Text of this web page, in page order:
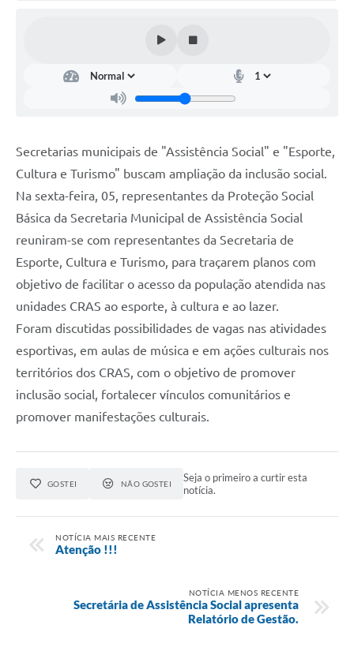
Secretarias municipais de "Assistência Social" e "Esporte,
Cultura e Turismo" buscam ampliação da inclusão social.
Na sexta-feira, 05, representantes da Proteção Social
Básica da Secretaria Municipal de Assistência Social
reuniram-se com representantes da Secretaria de
Esporte, Cultura e Turismo, para traçarem planos com
objetivo de facilitar o acesso da população atendida nas
unidades CRAS ao esporte, à cultura e ao lazer.
Foram discutidas possibilidades de vagas nas atividades
esportivas, em aulas de música e em ações culturais nos
territórios dos CRAS, com o objetivo de promover
inclusão social, fortalecer vínculos comunitários e
promover manifestações culturais.
GOSTEI NÃO GOSTEI
Seja o primeiro a curtir esta
notícia.
NOTÍCIA MAIS RECENTE
Atenção !!!
NOTÍCIA MENOS RECENTE
Secretária de Assistência Social apresenta
Relatório de Gestão.